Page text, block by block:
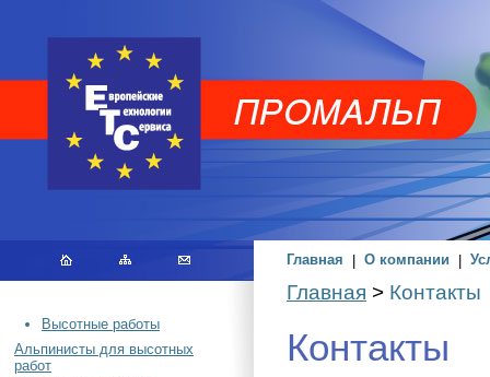
Главная О компании
Высотные работы
Альпинисты для высотных
работ
Главная > Контакты
Контакты